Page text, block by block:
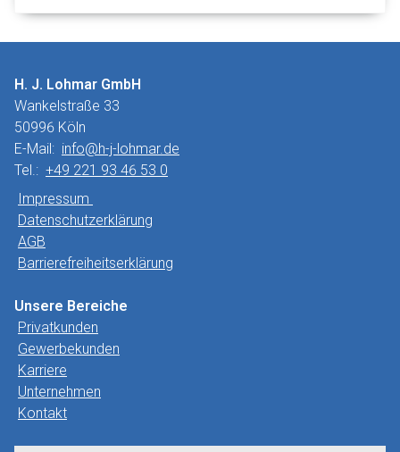
H. J. Lohmar GmbH
Wankelstraße 33
50996 Köln
E-Mail: info@h-j-lohmar.de
Tel.: +49 221 93 46 53 0
Impressum
Datenschutzerklärung
AGB
Barrierefreiheitserklärung
Unsere Bereiche
Privatkunden
Gewerbekunden
Karriere
Unternehmen
Kontakt